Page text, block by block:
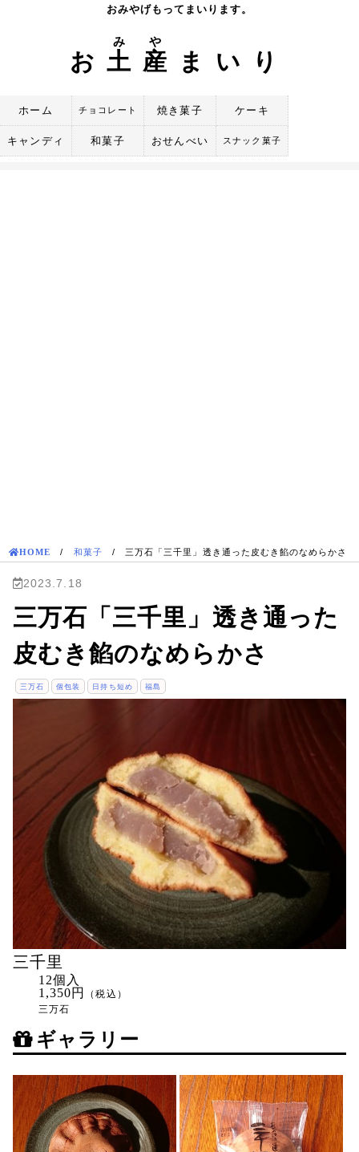
おみやげもってまいります。
お 土
み
産
や
まいり
ホーム チョコレート 焼き菓子 ケーキ
キャンディ 和菓子 おせんべい スナック菓子
HOME / 和菓子 / 三万石「三千里」透き通った皮むき餡のなめらかさ
2023.7.18
三万石「三千里」透き通った
皮むき餡のなめらかさ
三万石 個包装 日持ち短め 福島
三千里
12個入
1,350円
（税込）
三万石
ギャラリー